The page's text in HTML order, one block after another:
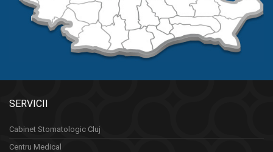
SERVICII
Cabinet Stomatologic Cluj
Centru Medical